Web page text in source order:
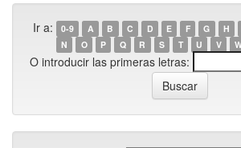
Ir a: 0-9 A B C D E F G H
N
O P Q R S T U V
O introducir las primeras letras: